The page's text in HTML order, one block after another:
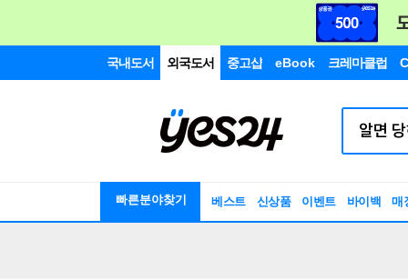
국내도서 외국도서 중고샵 eBook 크레마클럽
빠른분야찾기 베스트 신상품 이벤트 바이백 매